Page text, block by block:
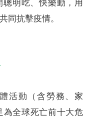
明吃、快樂動，用
同抗擊疫情。
活動（含勞務、家
為全球死亡前十大危